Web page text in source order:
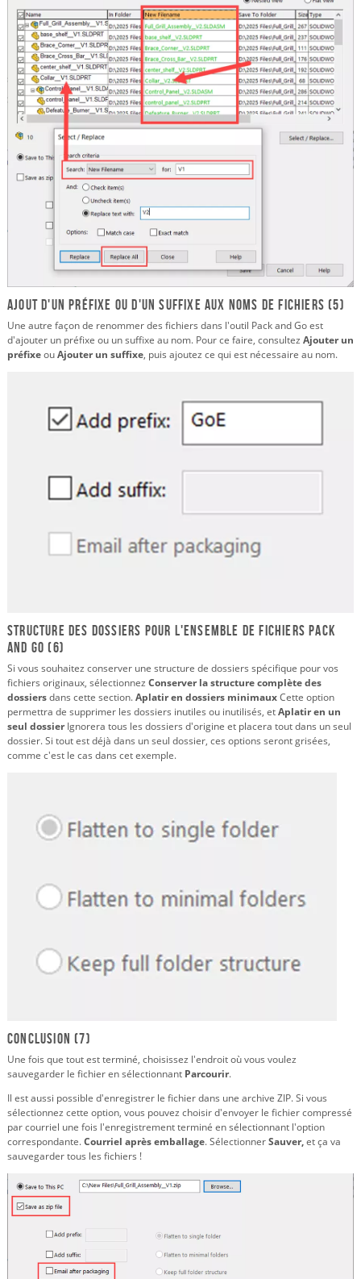
Ajout d'un préfixe ou d'un suffixe aux noms de fichiers (5)
Une autre façon de renommer des fichiers dans l'outil Pack and Go est
d'ajouter un préfixe ou un suffixe au nom. Pour ce faire, consultez Ajouter un
préfixeouAjouter un suffixe, puis ajoutez ce qui est nécessaire au nom.
Structure des dossiers pour l'ensemble de fichiers Pack
and Go (6)
Si vous souhaitez conserver une structure de dossiers spécifique pour vos
fichiers originaux, sélectionnez Conserver la structure complète des
dossiersdans cette section.Aplatir en dossiers minimauxCette option
permettra de supprimer les dossiers inutiles ou inutilisés, etAplatir en un
seul dossier Ignorera tous les dossiers d'origine et placera tout dans un seul
dossier. Si tout est déjà dans un seul dossier, ces options seront grisées,
comme c'est le cas dans cet exemple.
Conclusion (7)
Une fois que tout est terminé, choisissez l'endroit où vous voulez
sauvegarder le fichier en sélectionnant Parcourir.
Il est aussi possible d'enregistrer le fichier dans une archive ZIP. Si vous
sélectionnez cette option, vous pouvez choisir d'envoyer le fichier compressé
par courriel une fois l'enregistrement terminé en sélectionnant l'option
correspondante.Courriel après emballage. SélectionnerSauver,et ça va
sauvegarder tous les fichiers !